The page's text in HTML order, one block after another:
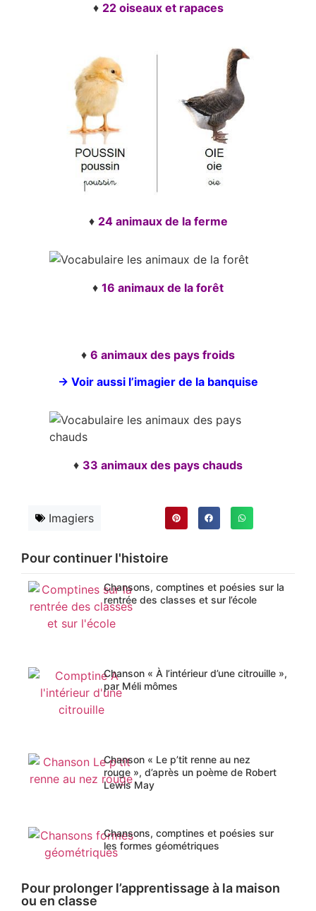
♦ 22 oiseaux et rapaces
♦ 24 animaux de la ferme
♦ 16 animaux de la forêt
♦ 6 animaux des pays froids
→ Voir aussi l’imagier de la banquise
♦ 33 animaux des pays chauds
Imagiers
Pour continuer l'histoire
Chansons, comptines et poésies sur la
rentrée des classes et sur l’école
Chanson « À l’intérieur d’une citrouille »,
par Méli mômes
Chanson « Le p’tit renne au nez
rouge », d’après un poème de Robert
Lewis May
Chansons, comptines et poésies sur
les formes géométriques
Pour prolonger l’apprentissage à la maison
ou en classe